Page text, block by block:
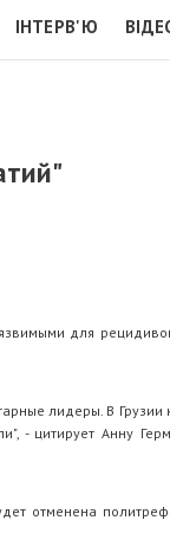
ІНТЕРВ'Ю
для
лидеры. В
- цитирует Анну
отменена